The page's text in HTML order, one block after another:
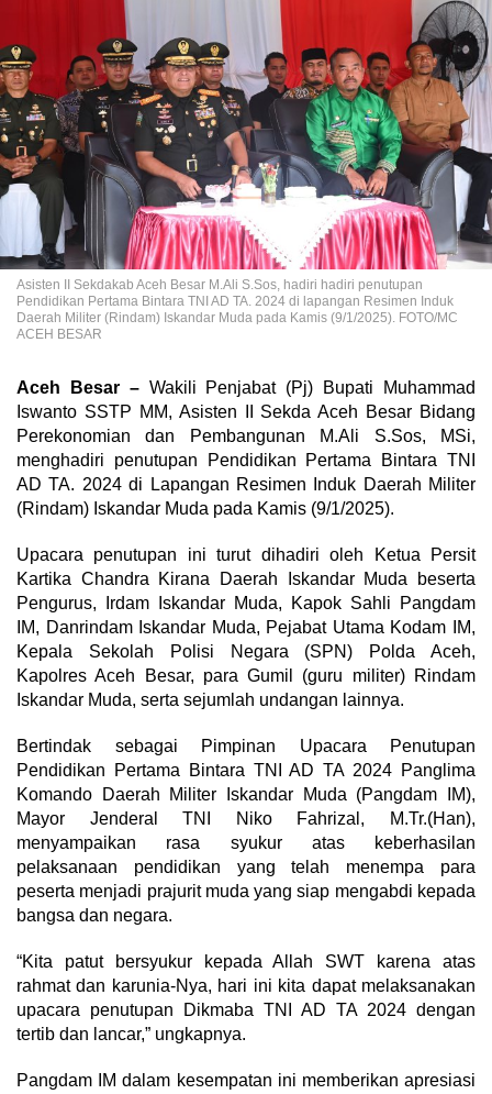
Asisten II Sekdakab Aceh Besar M.Ali S.Sos, hadiri hadiri penutupan
Pendidikan Pertama Bintara TNI AD TA. 2024 di lapangan Resimen Induk
Daerah Militer (Rindam) Iskandar Muda pada Kamis (9/1/2025). FOTO/MC
ACEH BESAR
Aceh Besar –Wakili Penjabat (Pj) Bupati Muhammad
Iswanto SSTP MM, Asisten II Sekda Aceh Besar Bidang
Perekonomian dan Pembangunan M.Ali S.Sos, MSi,
menghadiri penutupan Pendidikan Pertama Bintara TNI
AD TA. 2024 di Lapangan Resimen Induk Daerah Militer
(Rindam) Iskandar Muda pada Kamis (9/1/2025).
Upacara penutupan ini turut dihadiri oleh Ketua Persit
Kartika Chandra Kirana Daerah Iskandar Muda beserta
Pengurus, Irdam Iskandar Muda, Kapok Sahli Pangdam
IM, Danrindam Iskandar Muda, Pejabat Utama Kodam IM,
Kepala Sekolah Polisi Negara (SPN) Polda Aceh,
Kapolres Aceh Besar, para Gumil (guru militer) Rindam
Iskandar Muda, serta sejumlah undangan lainnya.
Bertindak sebagai Pimpinan Upacara Penutupan
Pendidikan Pertama Bintara TNI AD TA 2024 Panglima
Komando Daerah Militer Iskandar Muda (Pangdam IM),
Mayor Jenderal TNI Niko Fahrizal, M.Tr.(Han),
menyampaikan rasa syukur atas keberhasilan
pelaksanaan pendidikan yang telah menempa para
peserta menjadi prajurit muda yang siap mengabdi kepada
bangsa dan negara.
“Kita patut bersyukur kepada Allah SWT karena atas
rahmat dan karunia-Nya, hari ini kita dapat melaksanakan
upacara penutupan Dikmaba TNI AD TA 2024 dengan
tertib dan lancar,” ungkapnya.
Pangdam IM dalam kesempatan ini memberikan apresiasi